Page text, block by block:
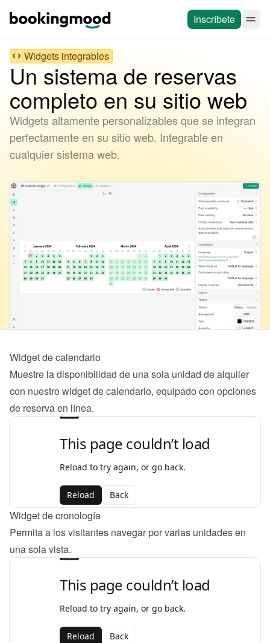
Inscríbete
Widgets integrables
Un sistema de reservas
completo en su sitio web
Widgets altamente personalizables que se integran
perfectamente en su sitio web. Integrable en
cualquier sistema web.
Widget de calendario
Muestre la disponibilidad de una sola unidad de alquiler
con nuestro widget de calendario, equipado con opciones
de reserva en línea.
Widget de cronología
Permita a los visitantes navegar por varias unidades en
una sola vista.